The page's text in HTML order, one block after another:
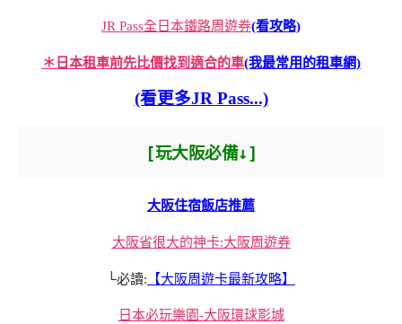
JR Pass全日本鐵路周遊券(看攻略)
＊日本租車前先比價找到適合的車(我最常用的租車網)
(看更多JR Pass...)
[玩大阪必備↓]
大阪住宿飯店推薦
大阪省很大的神卡:大阪周遊券
└必讀: 【大阪周遊卡最新攻略】
日本必玩樂園-大阪環球影城